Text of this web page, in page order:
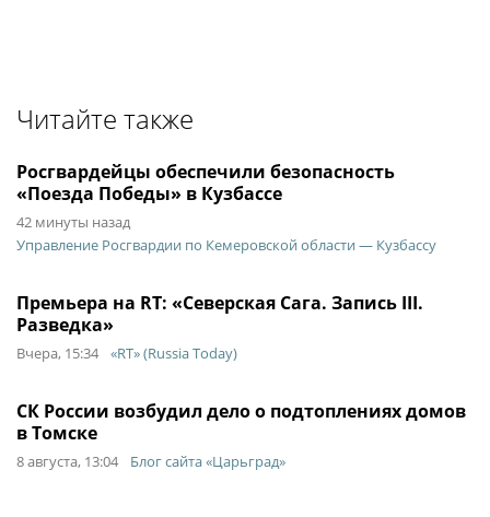
Читайте также
Росгвардейцы обеспечили безопасность
«Поезда Победы» в Кузбассе
42 минуты назад
Управление Росгвардии по Кемеровской области — Кузбассу
Премьера на RT: «Северская Сага. Запись III.
Разведка»
Вчера, 15:34 «RT» (Russia Today)
СК России возбудил дело о подтоплениях домов
в Томске
8 августа, 13:04 Блог сайта «Царьград»